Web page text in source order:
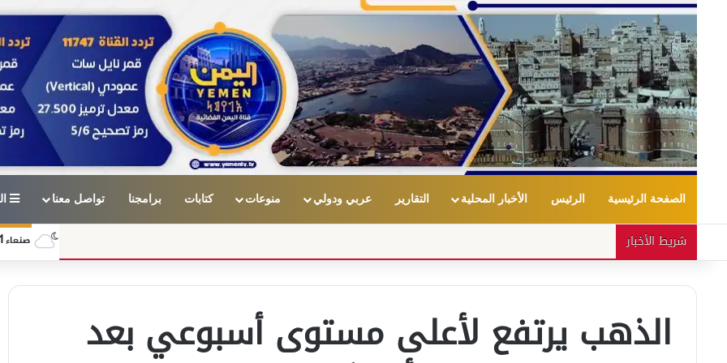
الصفحة الرئيسية الرئيس الأخبار المحلية التقارير عربي ودولي منوعات كتابات برامجنا تواصل معنا
شريط الأخبار صنعاء
الذهب يرتفع لأعلى مستوى أسبوعي بعد